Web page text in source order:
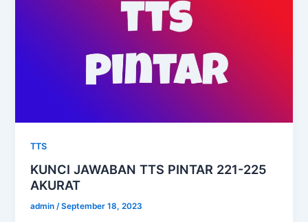
TTS
KUNCI JAWABAN TTS PINTAR 221-225
AKURAT
admin/September 18, 2023